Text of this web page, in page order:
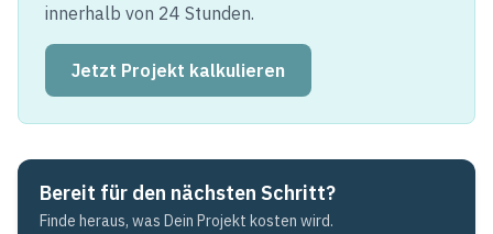
innerhalb von 24 Stunden.
Jetzt Projekt kalkulieren
Bereit für den nächsten Schritt?
Finde heraus, was Dein Projekt kosten wird.